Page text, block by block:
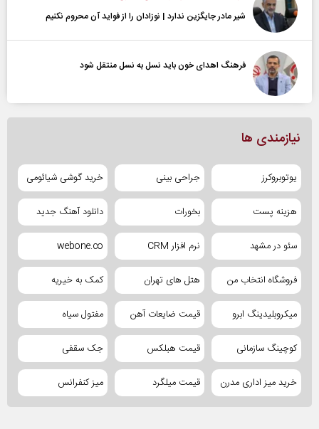
شیر مادر جایگزین ندارد | نوزادان را از فواید آن محروم نکنیم
فرهنگ اهدای خون باید نسل به نسل منتقل شود
نیازمندی ها
یوتوبروکرز جراحی بینی خرید گوشی شیائومی
هزینه پست بخورات دانلود آهنگ جدید
سئو در مشهد نرم افزار CRM webone.co
فروشگاه انتخاب من هتل های تهران کمک به خیریه
میکروبلیدینگ ابرو قیمت ضایعات آهن مفتول سیاه
کوچینگ سازمانی قیمت هبلکس جک سقفی
خرید میز اداری مدرن قیمت میلگرد میز کنفرانس